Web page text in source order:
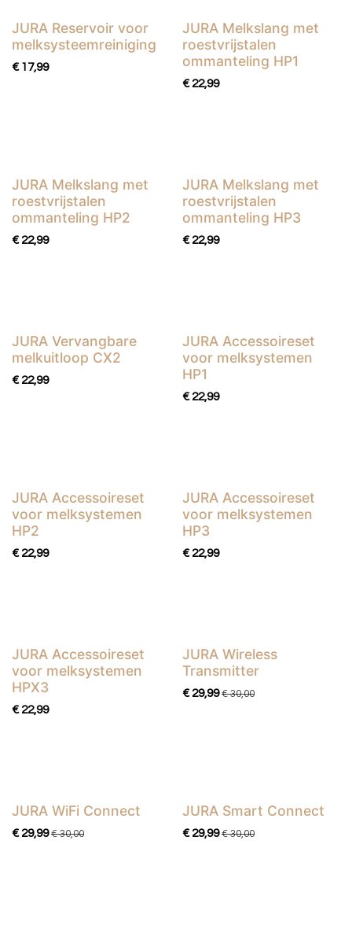
JURA Reservoir voor
melksysteemreiniging
€ 17,99
JURA Melkslang met
roestvrijstalen
ommanteling HP1
€ 22,99
JURA Melkslang met
roestvrijstalen
ommanteling HP2
€ 22,99
JURA Melkslang met
roestvrijstalen
ommanteling HP3
€ 22,99
JURA Vervangbare
melkuitloop CX2
€ 22,99
JURA Accessoireset
voor melksystemen
HP1
€ 22,99
JURA Accessoireset
voor melksystemen
HP2
€ 22,99
JURA Accessoireset
voor melksystemen
HP3
€ 22,99
JURA Accessoireset
voor melksystemen
HPX3
€ 22,99
JURA Wireless
Transmitter
€ 29,99 €30,00
JURA WiFi Connect
€ 29,99 €30,00
JURA Smart Connect
€ 29,99 €30,00